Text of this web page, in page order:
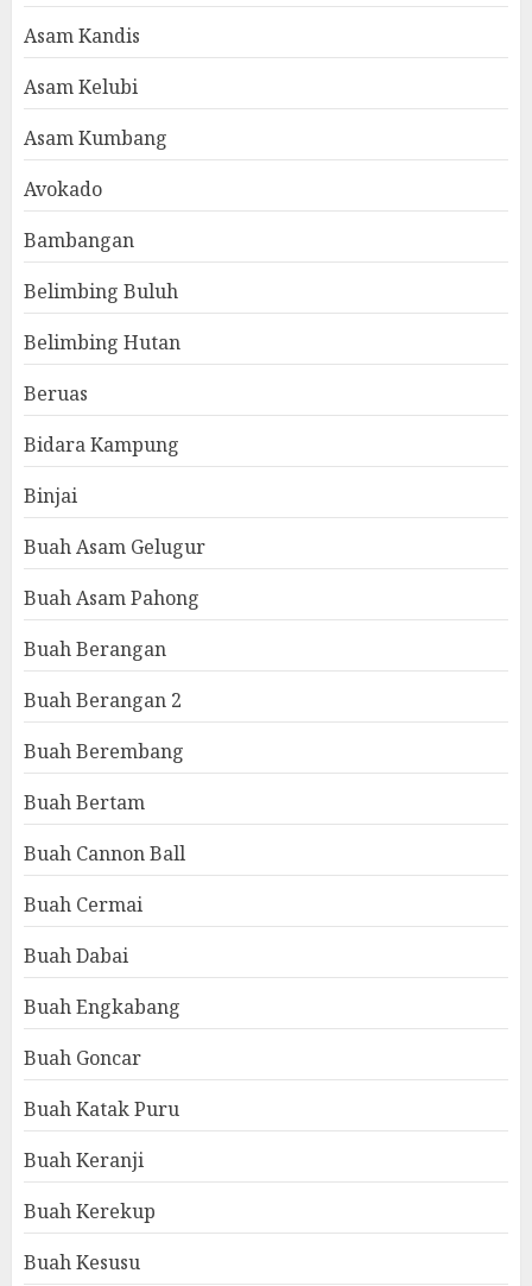
Asam Kandis
Asam Kelubi
Asam Kumbang
Avokado
Bambangan
Belimbing Buluh
Belimbing Hutan
Beruas
Bidara Kampung
Binjai
Buah Asam Gelugur
Buah Asam Pahong
Buah Berangan
Buah Berangan 2
Buah Berembang
Buah Bertam
Buah Cannon Ball
Buah Cermai
Buah Dabai
Buah Engkabang
Buah Goncar
Buah Katak Puru
Buah Keranji
Buah Kerekup
Buah Kesusu